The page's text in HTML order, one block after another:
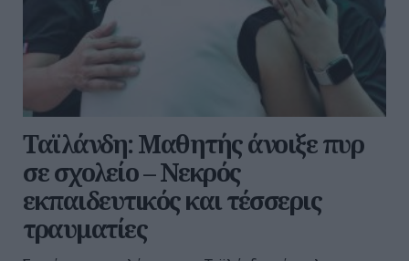
Ταϊλάνδη: Μαθητής άνοιξε πυρ
σε σχολείο – Νεκρός
εκπαιδευτικός και τέσσερις
τραυματίες